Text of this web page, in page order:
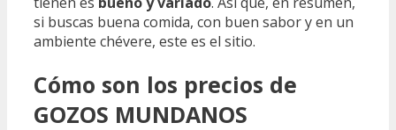
si buscas buena comida, con buen sabor y en un
ambiente chévere, este es el sitio.
Cómo son los precios de
GOZOS MUNDANOS